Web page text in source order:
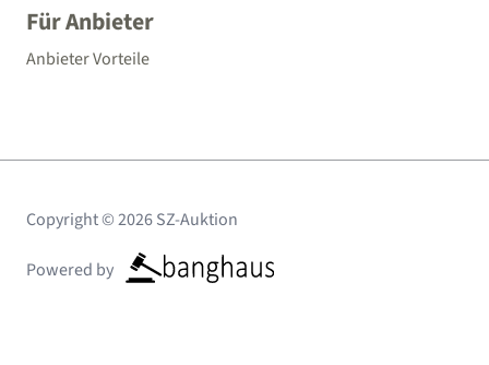
Für Anbieter
Anbieter Vorteile
Copyright © 2026 SZ-Auktion
Powered by